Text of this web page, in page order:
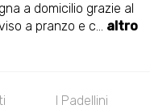
a domicilio grazie al
a pranzo e c... altro
I Padellini